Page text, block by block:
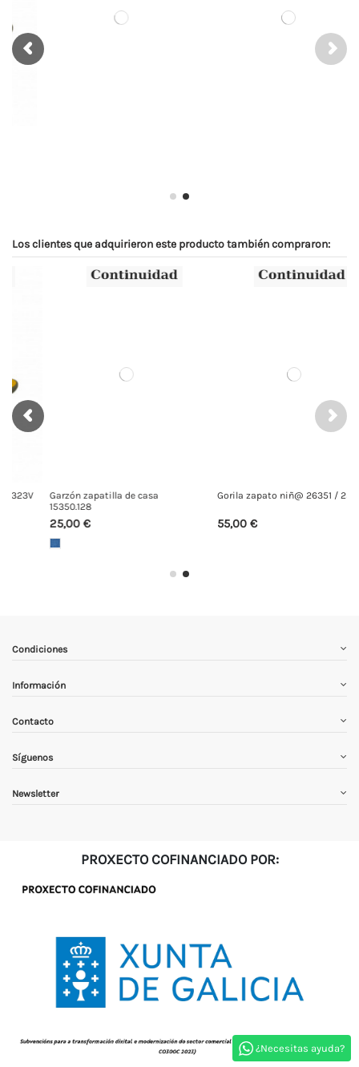
¿Necesitas ayuda?
Los clientes que adquirieron este producto también compraron:
Garzón zapatilla de casa
15350.128
25,00 €
Gorila zapato niñ@ 26351 / 25351
55,00 €
Condiciones
Información
Contacto
Síguenos
Newsletter
PROXECTO COFINANCIADO POR: